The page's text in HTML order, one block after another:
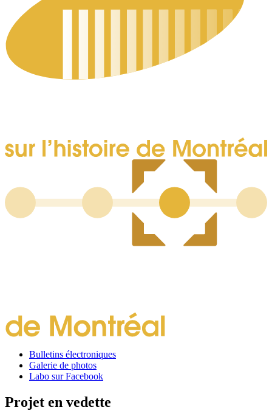
Bulletins électroniques
Galerie de photos
Labo sur Facebook
Projet en vedette